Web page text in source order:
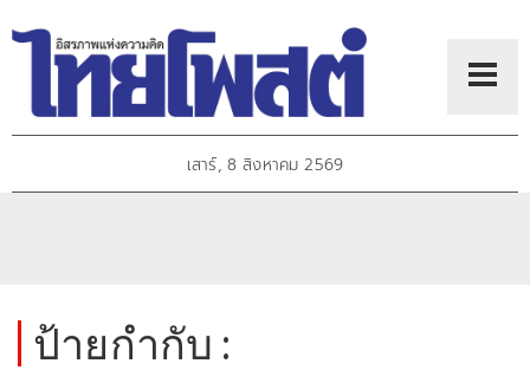
เสาร์, 8 สิงหาคม 2569
ป้ายกำกับ :